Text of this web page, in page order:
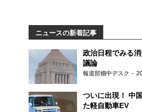
ニュースの新着記事
政治日程でみる
議論
報道部畑中デスク
ついに出現！ 中
た軽自動車EV